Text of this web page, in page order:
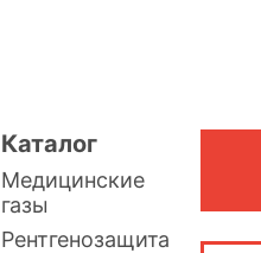
Каталог
Медицинские
газы
Рентгенозащита